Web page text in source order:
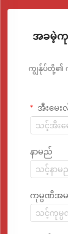
အခမဲ့ကု
ကျွန်ုပ်တို့၏
အီးမေး
နာမည်
ကုမ္ပဏီအ